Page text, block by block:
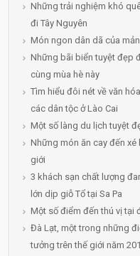
Những trải nghiệm khó
đi Tây Nguyên
Món ngon dân dã của
Những bãi biển tuyệt đẹp
cùng mùa hè này
Tìm hiểu đôi nét về văn
các dân tộc ở Lào Cai
Một số làng du lịch tuyệt
Những món ăn cay đến xé
giới
3 khách sạn chất lượng
lớn dịp giỗ Tổ tại Sa Pa
Một số điểm đến thú vị tại
Đà Lạt, một trong những
tưởng trên thế giới năm